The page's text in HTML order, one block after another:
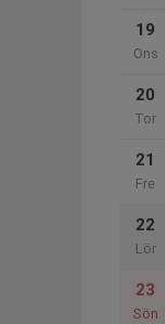
19
Ons
20
Tor
21
Fre
22
Lör
23
Sön